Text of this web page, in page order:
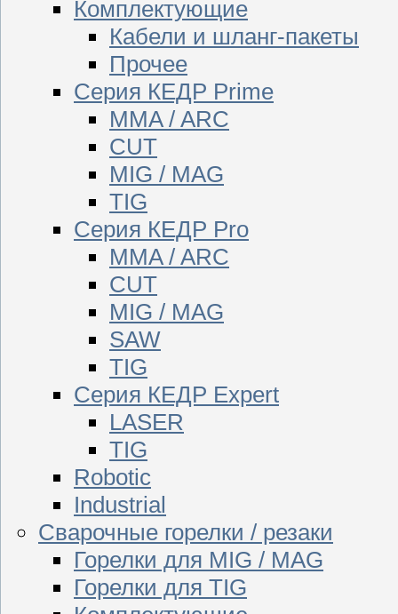
Комплектующие
Кабели и шланг-пакеты
Прочее
Серия КЕДР Prime
MMA / ARC
CUT
MIG / MAG
TIG
Серия КЕДР Pro
MMA / ARC
CUT
MIG / MAG
SAW
TIG
Серия КЕДР Expert
LASER
TIG
Robotic
Industrial
Сварочные горелки / резаки
Горелки для MIG / MAG
Горелки для TIG